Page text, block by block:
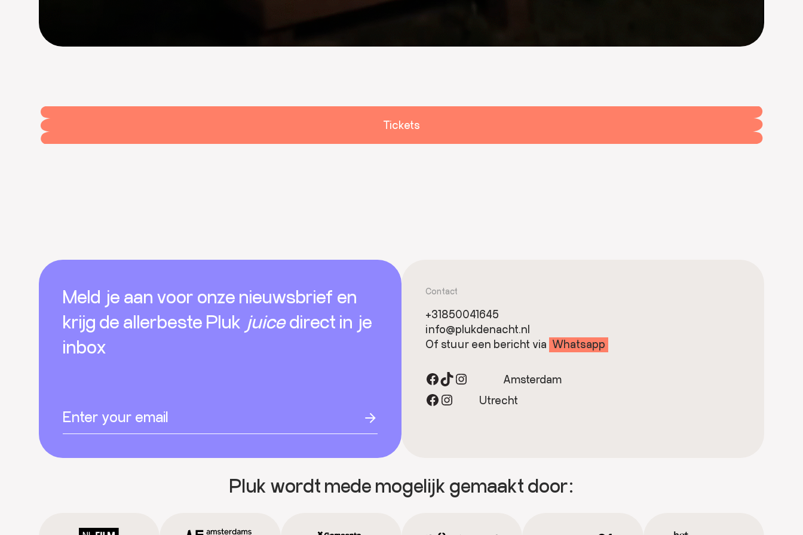
Tickets
Footer
Meld je aan voor onze nieuwsbrief en
krijg de allerbeste Pluk juicedirect in je
inbox
Contact
+31850041645
info@plukdenacht.nl
Of stuur een bericht via Whatsapp
Facebook TikTok Instagram Amsterdam
Facebook Instagram Utrecht
Pluk wordt mede mogelijk gemaakt door: